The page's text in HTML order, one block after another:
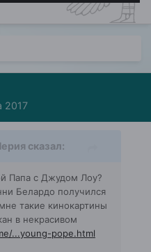
2017
сказал:
Папа с Джудом Лоу?
Белардо получился
такие кинокартины
в некрасивом
...young-pope.html